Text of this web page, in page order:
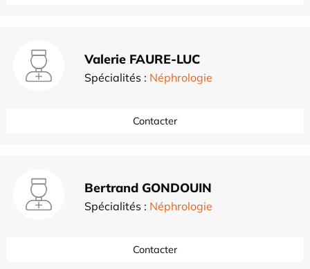
Valerie FAURE-LUC
Spécialités : Néphrologie
Contacter
Bertrand GONDOUIN
Spécialités : Néphrologie
Contacter